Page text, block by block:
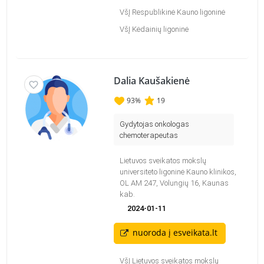
VšĮ Respublikinė Kauno ligoninė
VšĮ Kėdainių ligoninė
Dalia Kaušakienė
93% 19
Gydytojas onkologas
chemoterapeutas
Lietuvos sveikatos mokslų
universiteto ligoninė Kauno klinikos,
OL AM 247, Volungių 16, Kaunas
kab.
2024-01-11
nuoroda į esveikata.lt
VšĮ Lietuvos sveikatos mokslų